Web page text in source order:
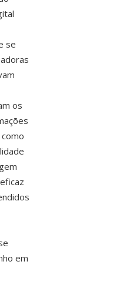
se
os
em